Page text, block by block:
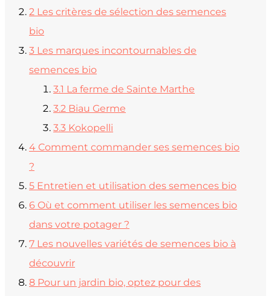
2 Les critères de sélection des semences
bio
3 Les marques incontournables de
semences bio
3.1 La ferme de Sainte Marthe
3.2 Biau Germe
3.3 Kokopelli
4 Comment commander ses semences bio
?
5 Entretien et utilisation des semences bio
6 Où et comment utiliser les semences bio
dans votre potager ?
7 Les nouvelles variétés de semences bio à
découvrir
8 Pour un jardin bio, optez pour des